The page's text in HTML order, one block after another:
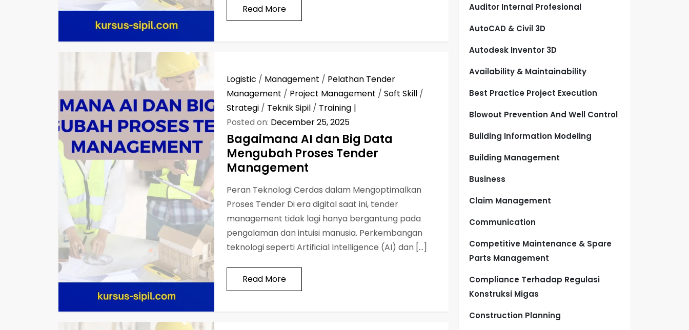
Read More
Logistic / Management / Pelathan Tender
Management / Project Management /Soft Skill /
Strategi / Teknik Sipil / Training
Posted on: December 25, 2025
Bagaimana AI dan Big Data
Mengubah Proses Tender
Management
Peran Teknologi Cerdas dalam Mengoptimalkan
Proses Tender Di era digital saat ini, tender
management tidak lagi hanya bergantung pada
pengalaman dan intuisi manusia. Perkembangan
teknologi seperti Artificial Intelligence (AI) dan […]
Read More
Auditor Internal Profesional
AutoCAD & Civil 3D
Autodesk Inventor 3D
Availability & Maintainability
Best Practice Project Execution
Blowout Prevention And Well Control
Building Information Modeling
Building Management
Business
Claim Management
Communication
Competitive Maintenance & Spare
Parts Management
Compliance Terhadap Regulasi
Konstruksi Migas
Construction Planning